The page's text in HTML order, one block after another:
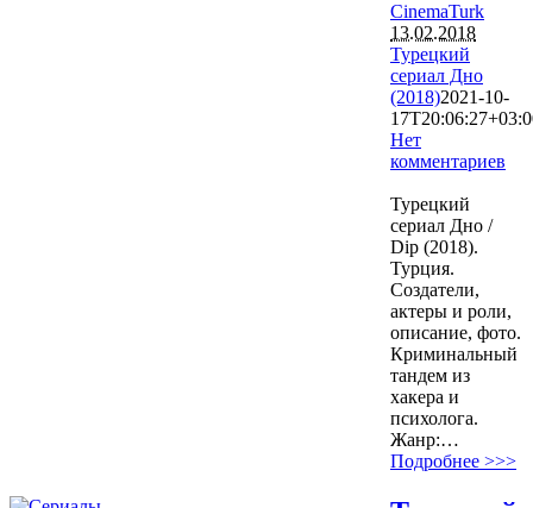
CinemaTurk
13.02.2018
Турецкий
сериал Дно
(2018)2021-10-
Нет
комментариев
Турецкий
сериал Дно /
Dip (2018).
Турция.
Создатели,
актеры и роли,
описание, фото.
Криминальный
тандем из
хакера и
психолога.
Жанр:…
Подробнее >>>